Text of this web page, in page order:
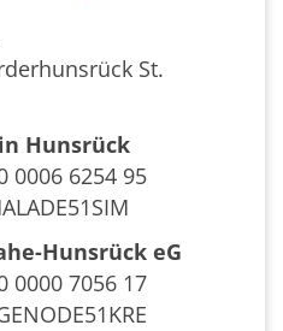
St.
Hunsrück
0006 6254 95
Hunsrück eG
0000 7056 17